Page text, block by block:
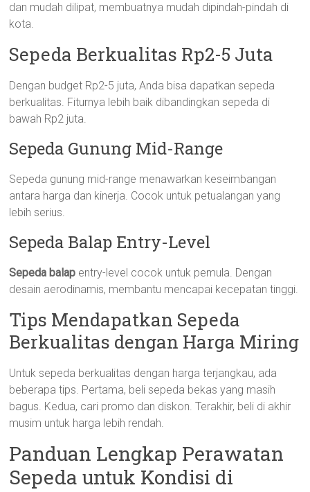
dan mudah dilipat, membuatnya mudah dipindah-pindah di
kota.
Sepeda Berkualitas Rp2-5 Juta
Dengan budget Rp2-5 juta, Anda bisa dapatkan sepeda
berkualitas. Fiturnya lebih baik dibandingkan sepeda di
bawah Rp2 juta.
Sepeda Gunung Mid-Range
Sepeda gunung mid-range menawarkan keseimbangan
antara harga dan kinerja. Cocok untuk petualangan yang
lebih serius.
Sepeda Balap Entry-Level
Sepeda balap entry-level cocok untuk pemula. Dengan
desain aerodinamis, membantu mencapai kecepatan tinggi.
Tips Mendapatkan Sepeda
Berkualitas dengan Harga Miring
Untuk sepeda berkualitas dengan harga terjangkau, ada
beberapa tips. Pertama, beli sepeda bekas yang masih
bagus. Kedua, cari promo dan diskon. Terakhir, beli di akhir
musim untuk harga lebih rendah.
Panduan Lengkap Perawatan
Sepeda untuk Kondisi di